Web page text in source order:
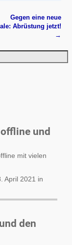
Gegen eine neue
Abrüstung jetzt!
→
und
mit vielen
April 2021 in
den